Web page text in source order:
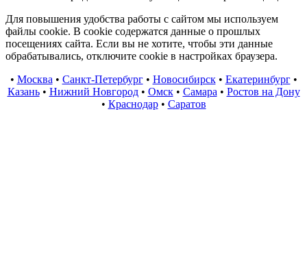
Для повышения удобства работы с сайтом мы используем
файлы cookie. В cookie содержатся данные о прошлых
посещениях сайта. Если вы не хотите, чтобы эти данные
обрабатывались, отключите cookie в настройках браузера.
• Москва • Санкт-Петербург• Новосибирск• Екатеринбург•
Казань• Нижний Новгород• Омск• Самара • Ростов на Дону
• Краснодар• Саратов